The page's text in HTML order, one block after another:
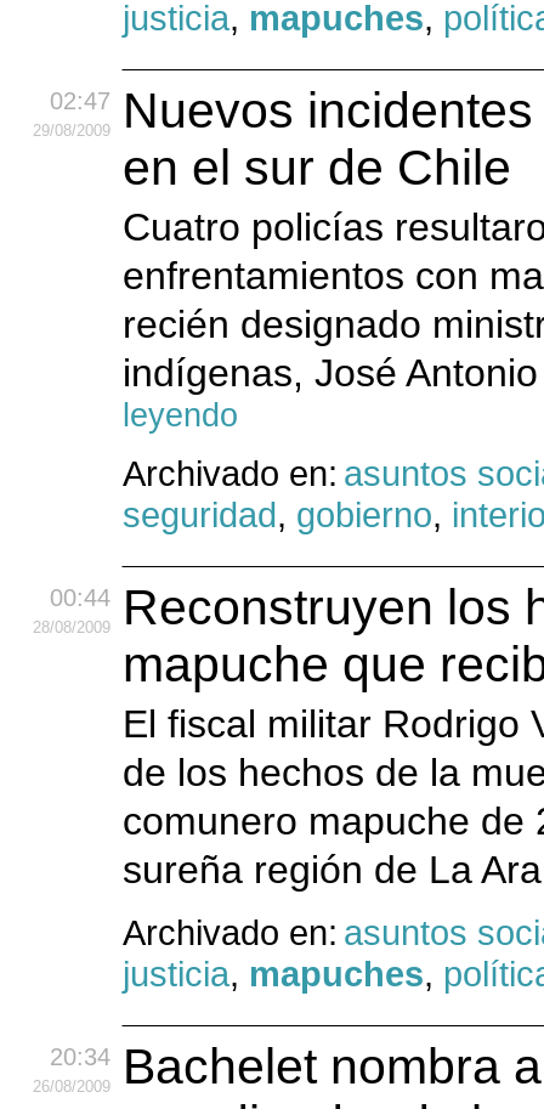
justicia, mapuches,
02:47
29/08/2009
Nuevos
en el sur de Chile
Cuatro policías
enfrentamientos con
recién designado
indígenas, José
leyendo
Archivado en: asuntos
seguridad, gobierno,
00:44
28/08/2009
Reconstruyen los
mapuche que
El fiscal militar Rodrigo
de los hechos de la
comunero mapuche de
sureña región de La
Archivado en: asuntos
justicia, mapuches,
20:34
26/08/2009
Bachelet nombra